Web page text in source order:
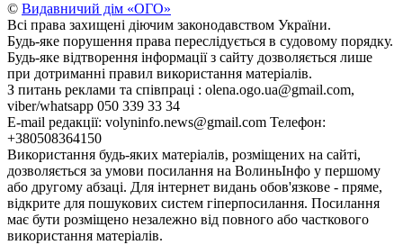
© Видавничий дім «ОГО»
Всі права захищені діючим законодавством України.
Будь-яке порушення права переслідується в судовому порядку.
Будь-яке відтворення інформації з сайту дозволяється лише
при дотриманні правил використання матеріалів.
З питань реклами та співпраці : olena.ogo.ua@gmail.com,
viber/whatsapp 050 339 33 34
E-mail редакції: volyninfo.news@gmail.com Телефон:
+380508364150
Використання будь-яких матеріалів, розміщених на сайті,
дозволяється за умови посилання на ВолиньІнфо у першому
або другому абзаці. Для інтернет видань обов'язкове - пряме,
відкрите для пошукових систем гіперпосилання. Посилання
має бути розміщено незалежно від повного або часткового
використання матеріалів.